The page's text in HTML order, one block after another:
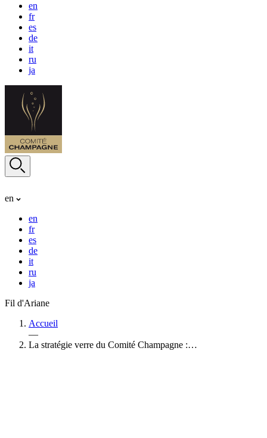
en
fr
es
de
it
ru
ja
en
en
fr
es
de
it
ru
ja
Fil d'Ariane
Accueil
—
La stratégie verre du Comité Champagne :…